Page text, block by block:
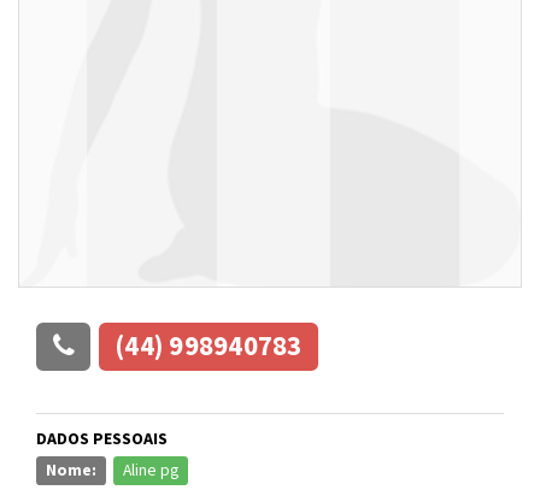
(44) 998940783
DADOS PESSOAIS
Nome: Aline pg